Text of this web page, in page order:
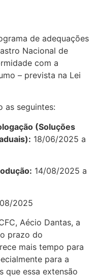
de adequações
Nacional de
com a
– prevista na Lei
as seguintes:
(Soluções
18/06/2025 a
14/08/2025 a
2025
Aécio Dantas, a
prazo do
mais tempo para
para a
que essa extensão